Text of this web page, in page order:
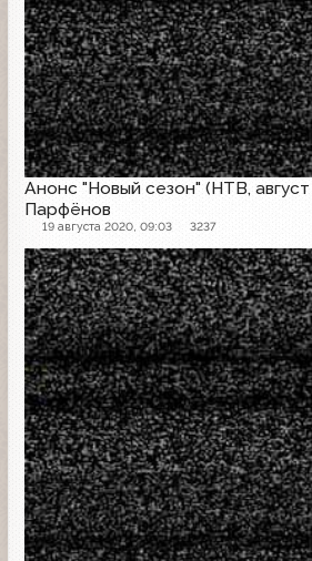
Анонс "Новый сезон" (НТВ,
Парфёнов
19 августа 2020, 09:03 3237
Проморолик